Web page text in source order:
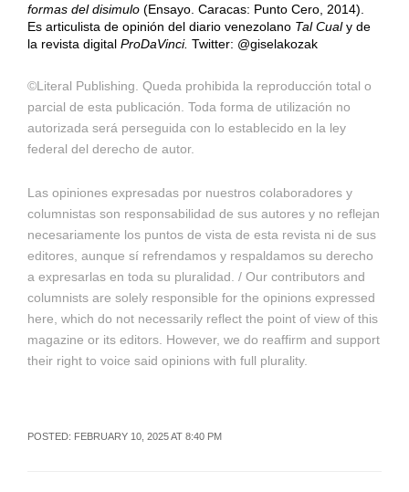
formas del disimulo(Ensayo. Caracas: Punto Cero, 2014).
Es articulista de opinión del diario venezolano Tal Cualy de
la revista digital ProDaVinci. Twitter: @giselakozak
©Literal Publishing. Queda prohibida la reproducción total o
parcial de esta publicación. Toda forma de utilización no
autorizada será perseguida con lo establecido en la ley
federal del derecho de autor.
Las opiniones expresadas por nuestros colaboradores y
columnistas son responsabilidad de sus autores y no reflejan
necesariamente los puntos de vista de esta revista ni de sus
editores, aunque sí refrendamos y respaldamos su derecho
a expresarlas en toda su pluralidad. / Our contributors and
columnists are solely responsible for the opinions expressed
here, which do not necessarily reflect the point of view of this
magazine or its editors. However, we do reaffirm and support
their right to voice said opinions with full plurality.
POSTED: FEBRUARY 10, 2025 AT 8:40 PM